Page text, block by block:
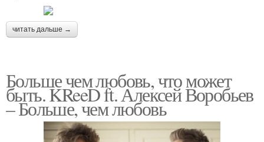
читать дальше →
Больше чем любовь, что может
быть. KReeD ft. Алексей Воробьев
– Больше, чем любовь